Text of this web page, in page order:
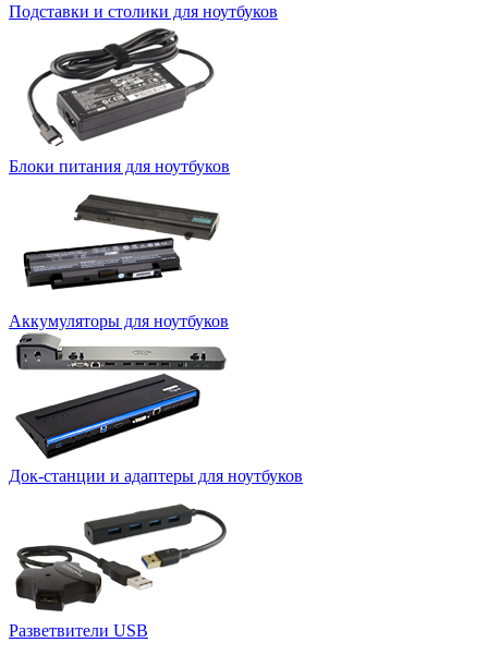
Подставки и столики для ноутбуков
Блоки питания для ноутбуков
Аккумуляторы для ноутбуков
Док-станции и адаптеры для ноутбуков
Разветвители USB